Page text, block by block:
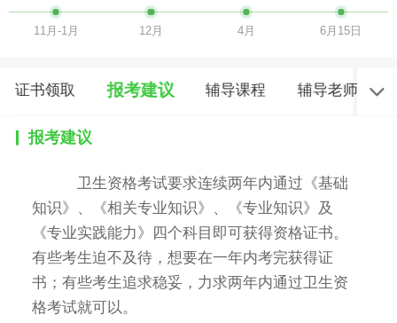
11月-1月 12月 4月 6月15日
证书领取 报考建议 辅导课程 辅导老师
报考建议
卫生资格考试要求连续两年内通过《基础
知识》、《相关专业知识》、《专业知识》及
《专业实践能力》四个科目即可获得资格证书。
有些考生迫不及待，想要在一年内考完获得证
书；有些考生追求稳妥，力求两年内通过卫生资
格考试就可以。